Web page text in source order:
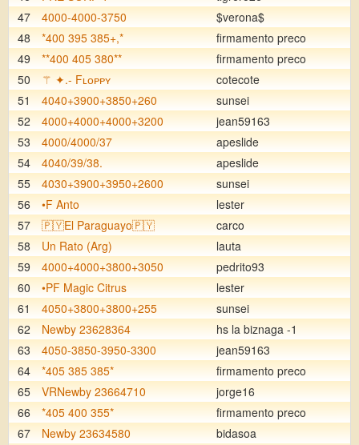
47
4000-4000-3750
$verona$
48
*400 395 385+,*
firmamento preco
49
**400 405 380**
firmamento preco
50
⚚ ✦.- Fʟᴏᴘᴘʏ
cotecote
51
4040+3900+3850+260
sunsei
52
4000+4000+4000+3200
jean59163
53
4000/4000/37
apeslide
54
4040/39/38.
apeslide
55
4030+3900+3950+2600
sunsei
56
•F Anto
lester
57
🇵🇾El Paraguayo🇵🇾
carco
58
Un Rato (Arg)
lauta
59
4000+4000+3800+3050
pedrito93
60
•PF Magic Citrus
lester
61
4050+3800+3800+255
sunsei
62
Newby 23628364
hs la biznaga -1
63
4050-3850-3950-3300
jean59163
64
*405 385 385*
firmamento preco
65
VRNewby 23664710
jorge16
66
*405 400 355*
firmamento preco
67
Newby 23634580
bidasoa